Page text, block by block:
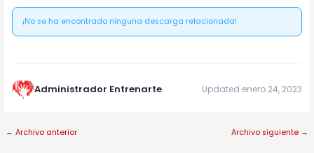
¡No se ha encontrado ninguna descarga relacionada!
Administrador Entrenarte Updated enero 24, 2023
← Archivo anterior Archivo siguiente →